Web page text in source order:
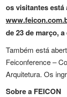
os visitantes
de 23 de março,
Também está
Feiconference –
Arquitetura. Os
Sobre a FEICON